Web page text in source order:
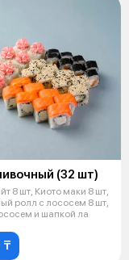
(32 шт)
8 шт, Киото маки 8 шт,
ролл с лососем 8 шт,
и шапкой ла
₸